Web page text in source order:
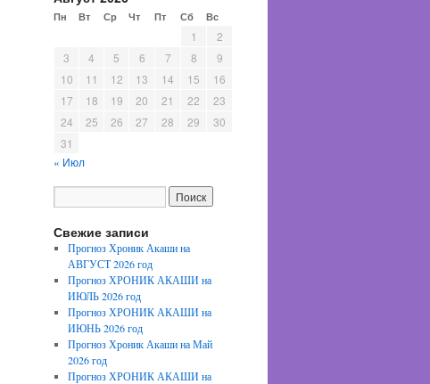
Пн Вт Ср Чт Пт Сб Вс
« Июл
1
2
3
4 5 6 7 8
9
10
11 12 13 14 15
16
17
18 19 20 21 22
23
24
25 26 27 28 29
30
31
Свежие записи
Прогноз Хроник Акаши на
АВГУСТ 2026 год
Прогноз ХРОНИК АКАШИ на
ИЮЛЬ 2026 год
Прогноз ХРОНИК АКАШИ на
ИЮНЬ 2026 год
Прогноз Хроник Акаши на Май
2026 год
Прогноз ХРОНИК АКАШИ на